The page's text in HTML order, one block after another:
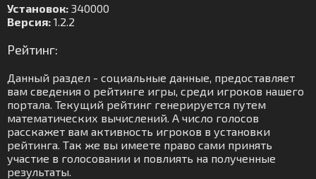
Установок: 340000
Версия: 1.2.2
Рейтинг:
Данный раздел - социальные данные, предоставляет
вам сведения о рейтинге игры, среди игроков нашего
портала. Текущий рейтинг генерируется путем
математических вычислений. А число голосов
расскажет вам активность игроков в установки
рейтинга. Так же вы имеете право сами принять
участие в голосовании и повлиять на полученные
результаты.